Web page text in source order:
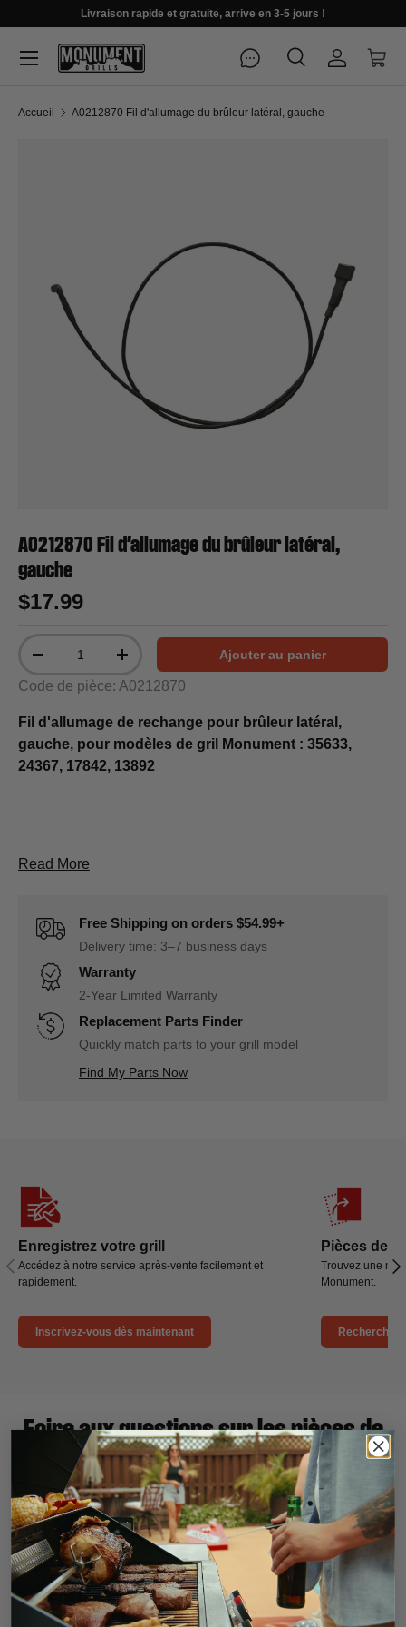
Livraison rapide et gratuite, arrive en 3-5 jours !
Recherche
Se
Menu
Accueil A0212870 Fil d'allumage du brûleur latéral, gauche
A0212870 Fil d'allumage du brûleur latéral,
gauche
$17.99
+ Ajouter au panier
Code de pièce: A0212870
Fil d'allumage de rechange pour brûleur latéral,
gauche, pour modèles de gril Monument : 35633,
24367, 17842, 13892
Read More
Free Shipping on orders $54.99+
Delivery time: 3–7 business days
Warranty
2-Year Limited Warranty
Replacement Parts Finder
Quickly match parts to your grill model
Find My Parts Now
Précédent
Enregistrez votre grill
Accédez à notre service après-vente facilement et
rapidement.
Inscrivez-vous dès maintenant
Pièces de
Trouvez une
Monument.
Rechercher
Foire aux questions sur les pièces de
rechange
Où puis-je acheter des pièces de rechange ?
Les grils Monument sont-ils livrés avec une
housse ?